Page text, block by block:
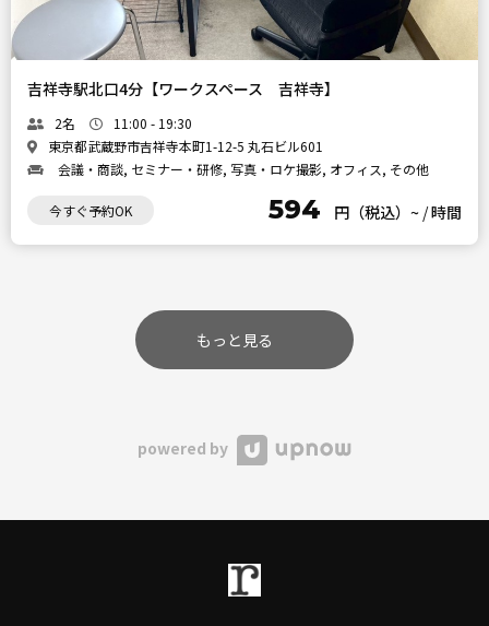
吉祥寺駅北口4分【ワークスペース 吉祥寺】
2名
11:00 - 19:30
東京都武蔵野市吉祥寺本町1-12-5 丸石ビル601
会議・商談, セミナー・研修, 写真・ロケ撮影, オフィス, その他
今すぐ予約OK 594 円（税込）~ /時間
もっと見る
powered by